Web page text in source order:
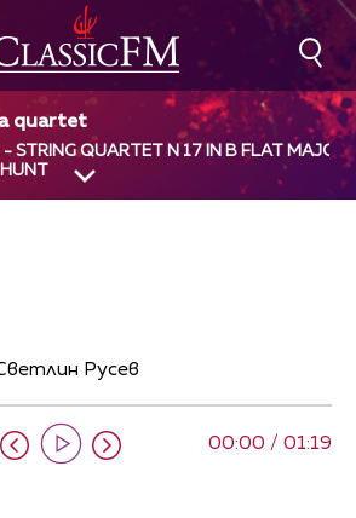
quartet
STRING QUARTET N 17 IN B FLAT MAJOR,
00:00 / 01:19